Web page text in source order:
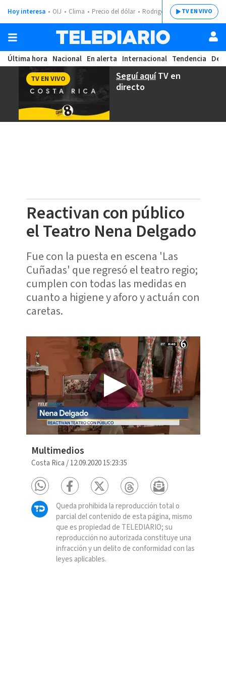
Hoy interesa OIJ Clima Precio del dólar Rodrigo ChavesTV EN VIVO
Última hora Nacional En alerta Internacional Tendencia
Seguí aquíTV en
directo
TV EN VIVO
Reactivan con público
el Teatro Nena Delgado
Fue con la puesta en escena 'Las
Cuñadas' que regresó el teatro regio;
cumplen con todas las medidas en
cuanto a higiene y aforo y actuán con
caretas.
Multimedios
Costa Rica /12.09.2020 15:23:35
Queda prohibida la reproducción total o
parcial del contenido de esta página, mismo
que es propiedad de TELEDIARIO; su
reproducción no autorizada constituye una
infracción y un delito de conformidad con las
leyes aplicables.